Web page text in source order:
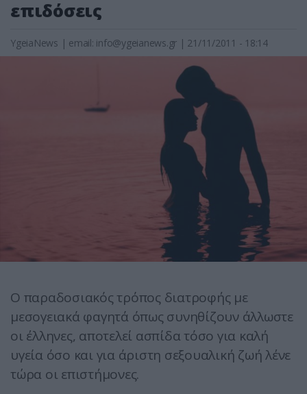
επιδόσεις
YgeiaNews | email: info@ygeianews.gr | 21/11/2011 - 18:14
Ο παραδοσιακός τρόπος διατροφής με
μεσογειακά φαγητά όπως συνηθίζουν άλλωστε
οι έλληνες, αποτελεί ασπίδα τόσο για καλή
υγεία όσο και για άριστη σεξουαλική ζωή λένε
τώρα οι επιστήμονες.